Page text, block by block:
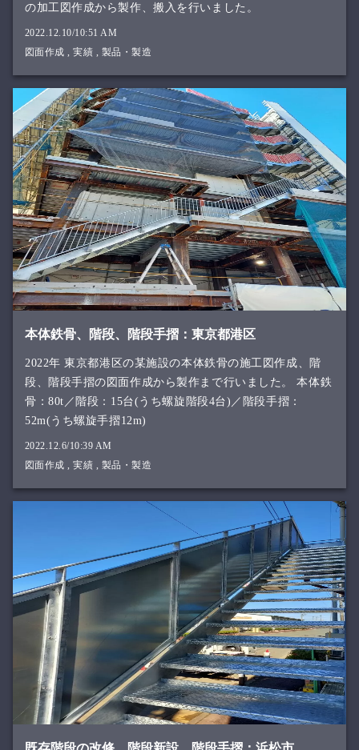
の加工図作成から製作、搬入を行いました。
2022.12.10/10:51 AM
図面作成 ,実績 製品・製造
本体鉄骨、階段、階段手摺：東京都港区
2022年 東京都港区の某施設の本体鉄骨の施工図作成、階
段、階段手摺の図面作成から製作まで行いました。 本体鉄
骨：80t／階段：15台(うち螺旋階段4台)／階段手摺：
52m(うち螺旋手摺12m)
2022.12.6/10:39 AM
図面作成 ,実績 , 製品・製造